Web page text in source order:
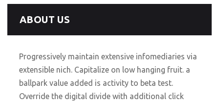
ABOUT US
Progressively maintain extensive infomediaries via
extensible nich. Capitalize on low hanging fruit. a
ballpark value added is activity to beta test.
Override the digital divide with additional click